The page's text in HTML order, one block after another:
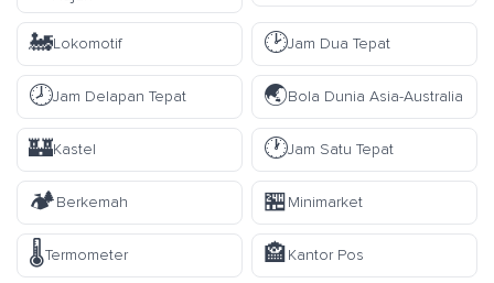
🚂Lokomotif 🕑Jam Dua Tepat
🕗Jam Delapan Tepat 🌏Bola Dunia Asia-Australia
🏰Kastel 🕐Jam Satu Tepat
🏕️Berkemah 🏪Minimarket
🌡️Termometer 🏤Kantor Pos